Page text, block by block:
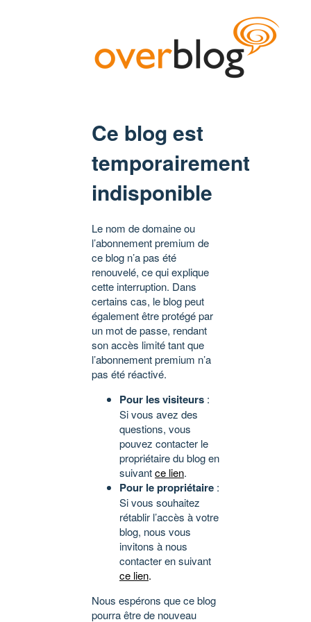
Ce blog est
temporairement
indisponible
Le nom de domaine ou
l’abonnement premium de
ce blog n’a pas été
renouvelé, ce qui explique
cette interruption. Dans
certains cas, le blog peut
également être protégé par
un mot de passe, rendant
son accès limité tant que
l’abonnement premium n’a
pas été réactivé.
Pour les visiteurs :
Si vous avez des
questions, vous
pouvez contacter le
propriétaire du blog en
suivantce lien.
Pour le propriétaire :
Si vous souhaitez
rétablir l’accès à votre
blog, nous vous
invitons à nous
contacter en suivant
ce lien.
Nous espérons que ce blog
pourra être de nouveau